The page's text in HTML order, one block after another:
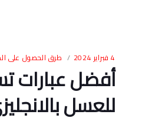
4 فبراير 2024 طرق الحصول على
أفضل عبارات
للعسل